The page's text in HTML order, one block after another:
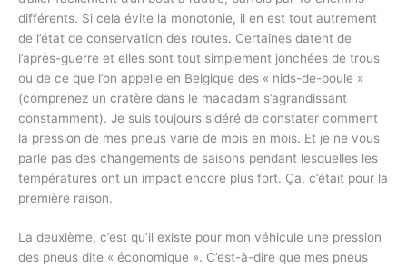
différents. Si cela évite la monotonie, il en est tout autrement
de l’état de conservation des routes. Certaines datent de
l’après-guerre et elles sont tout simplement jonchées de trous
ou de ce que l’on appelle en Belgique des « nids-de-poule »
(comprenez un cratère dans le macadam s’agrandissant
constamment). Je suis toujours sidéré de constater comment
la pression de mes pneus varie de mois en mois. Et je ne vous
parle pas des changements de saisons pendant lesquelles les
températures ont un impact encore plus fort. Ça, c’était pour la
première raison.
La deuxième, c’est qu’il existe pour mon véhicule une pression
des pneus dite « économique ». C’est-à-dire que mes pneus